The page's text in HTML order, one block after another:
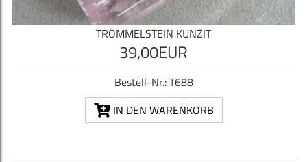
TROMMELSTEIN KUNZIT
39,00EUR
Bestell-Nr.: T688
IN DEN WARENKORB